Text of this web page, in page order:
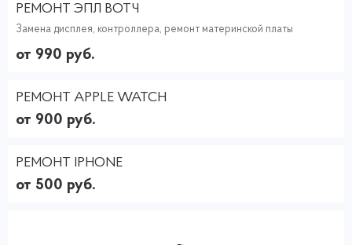
РЕМОНТ ЭПЛ ВОТЧ
Замена дисплея, контроллера, ремонт материнской платы
от 990 руб.
РЕМОНТ APPLE WATCH
от 900 руб.
РЕМОНТ IPHONE
от 500 руб.